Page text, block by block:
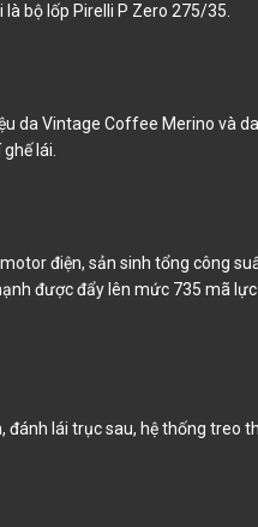
bộ lốp Pirelli P Zero 275/35.
da Vintage Coffee Merino và
lái.
điện, sản sinh tổng công
được đẩy lên mức 735 mã
đánh lái trục sau, hệ thống treo